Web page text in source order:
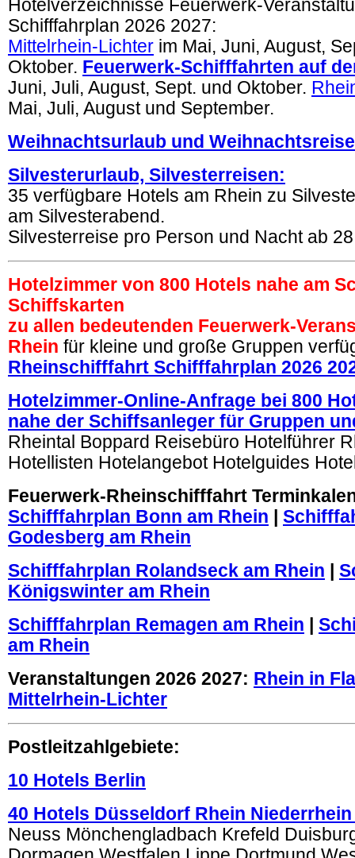
Hotelverzeichnisse Feuerwerk-
Schifffahrplan 2026 2027:
Mittelrhein-Lichter im Mai, Juni, August,
Oktober. Feuerwerk-Schifffahrten auf
Juni, Juli, August, Sept. und Oktober.
Mai, Juli, August und September.
Weihnachtsurlaub und
Silvesterurlaub, Silvesterreisen:
35 verfügbare Hotels am Rhein zu
am Silvesterabend.
Silvesterreise pro Person und Nacht ab
Hotelzimmer von 800 Hotels nahe am
Schiffskarten
zu allen bedeutenden Feuerwerk-
Rhein für kleine und große Gruppen
Rheinschifffahrt Schifffahrplan 2026
Hotelzimmer-Online-Anfrage bei 800
nahe der Schiffsanleger für Gruppen
Rheintal Boppard Reisebüro Hotelführer
Hotellisten Hotelangebot Hotelguides
Feuerwerk-Rheinschifffahrt
Schifffahrplan Bonn am Rhein
Godesberg am Rhein
Schifffahrplan Rolandseck am Rhein
Königswinter am Rhein
Schifffahrplan Remagen am Rhein
am Rhein
Veranstaltungen 2026 2027: Rhein in
Mittelrhein-Lichter
Postleitzahlgebiete:
10 Hotels Berlin
40 Hotels Düsseldorf Rhein
Neuss Mönchengladbach Krefeld